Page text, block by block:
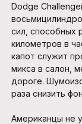
Dodge
сил, способных
километров в
капот служит
микса в салон,
дороге.
раза снизить
Американцы не